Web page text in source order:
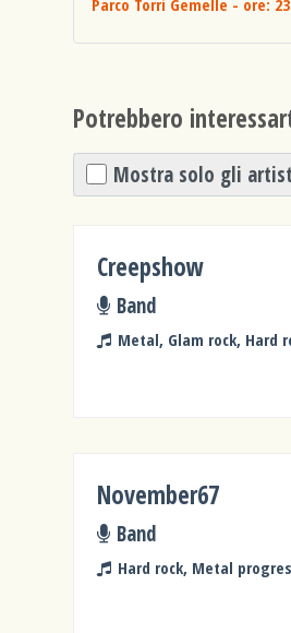
Parco Torri Gemelle - ore:
Potrebbero
Mostra solo gli
Creepshow
Band
Metal, Glam rock, Hard
November67
Band
Hard rock, Metal